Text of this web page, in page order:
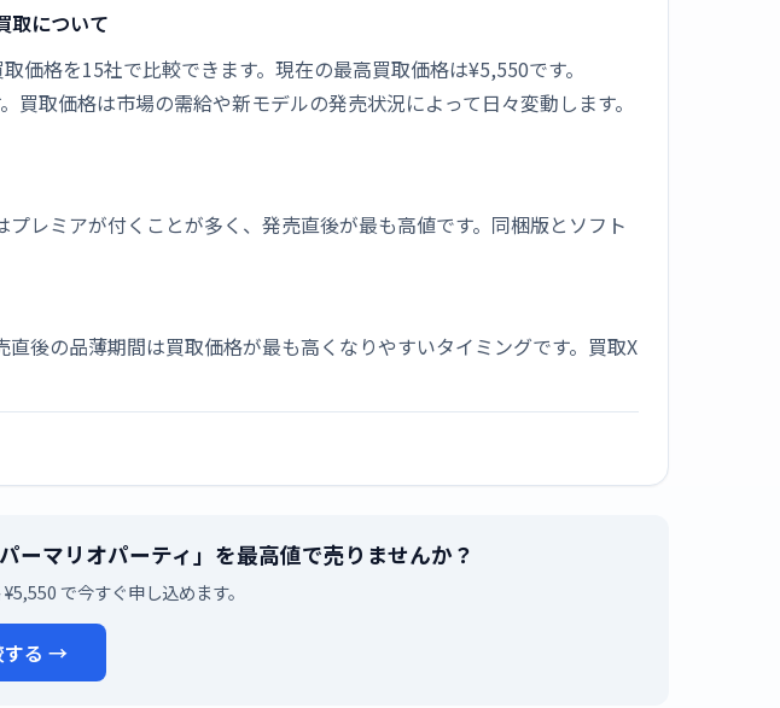
取について
格を15社で比較できます。現在の最高買取価格は¥5,550です。
取価格は市場の需給や新モデルの発売状況によって日々変動します。
レミアが付くことが多く、発売直後が最も高値です。同梱版とソフト
後の品薄期間は買取価格が最も高くなりやすいタイミングです。買取X
ーマリオパーティ」を最高値で売りませんか？
で今すぐ申し込めます。
する →